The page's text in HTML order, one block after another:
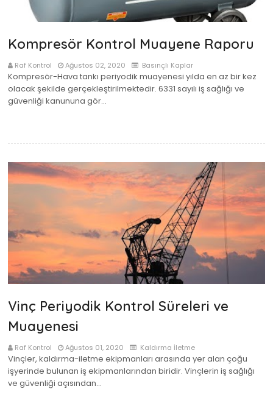
Kompresör Kontrol Muayene Raporu
Raf Kontrol Ağustos 02, 2020 Basınçlı Kaplar
Kompresör-Hava tankı periyodik muayenesi yılda en az bir kez
olacak şekilde gerçekleştirilmektedir. 6331 sayılı iş sağlığı ve
güvenliği kanununa gör…
Vinç Periyodik Kontrol Süreleri ve
Muayenesi
Raf Kontrol Ağustos 01, 2020 Kaldırma İletme
Vinçler, kaldırma-iletme ekipmanları arasında yer alan çoğu
işyerinde bulunan iş ekipmanlarından biridir. Vinçlerin iş sağlığı
ve güvenliği açısından…